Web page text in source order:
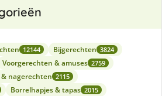
12144 Bijgerechten 3824
Voorgerechten & amuses 2759
nagerechten 2115
Borrelhapjes & tapas 2015